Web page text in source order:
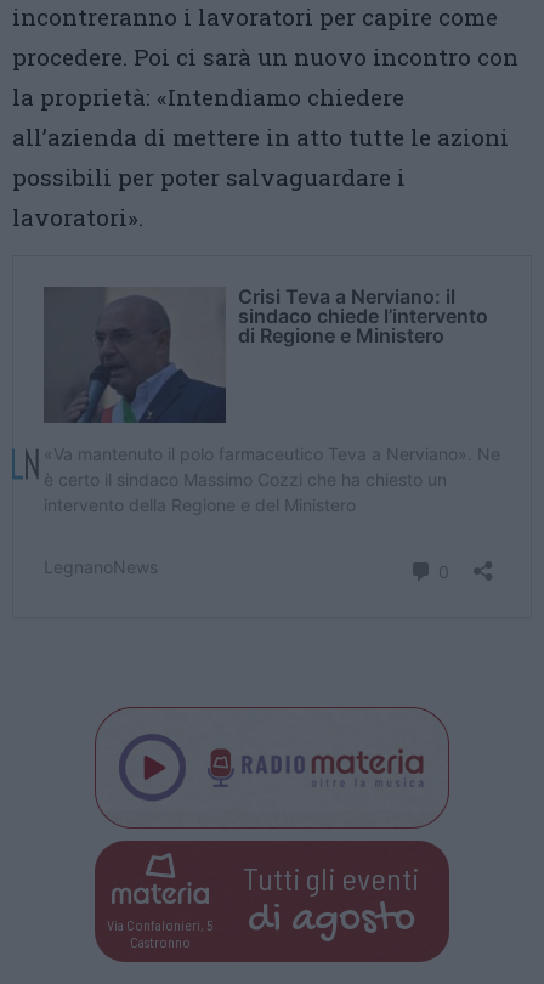
incontreranno i lavoratori per capire come
procedere. Poi ci sarà un nuovo incontro con
la proprietà: «Intendiamo chiedere
all’azienda di mettere in atto tutte le azioni
possibili per poter salvaguardare i
lavoratori».
Via Confalonieri, 5
Castronno
Tutti gli eventi
di agosto